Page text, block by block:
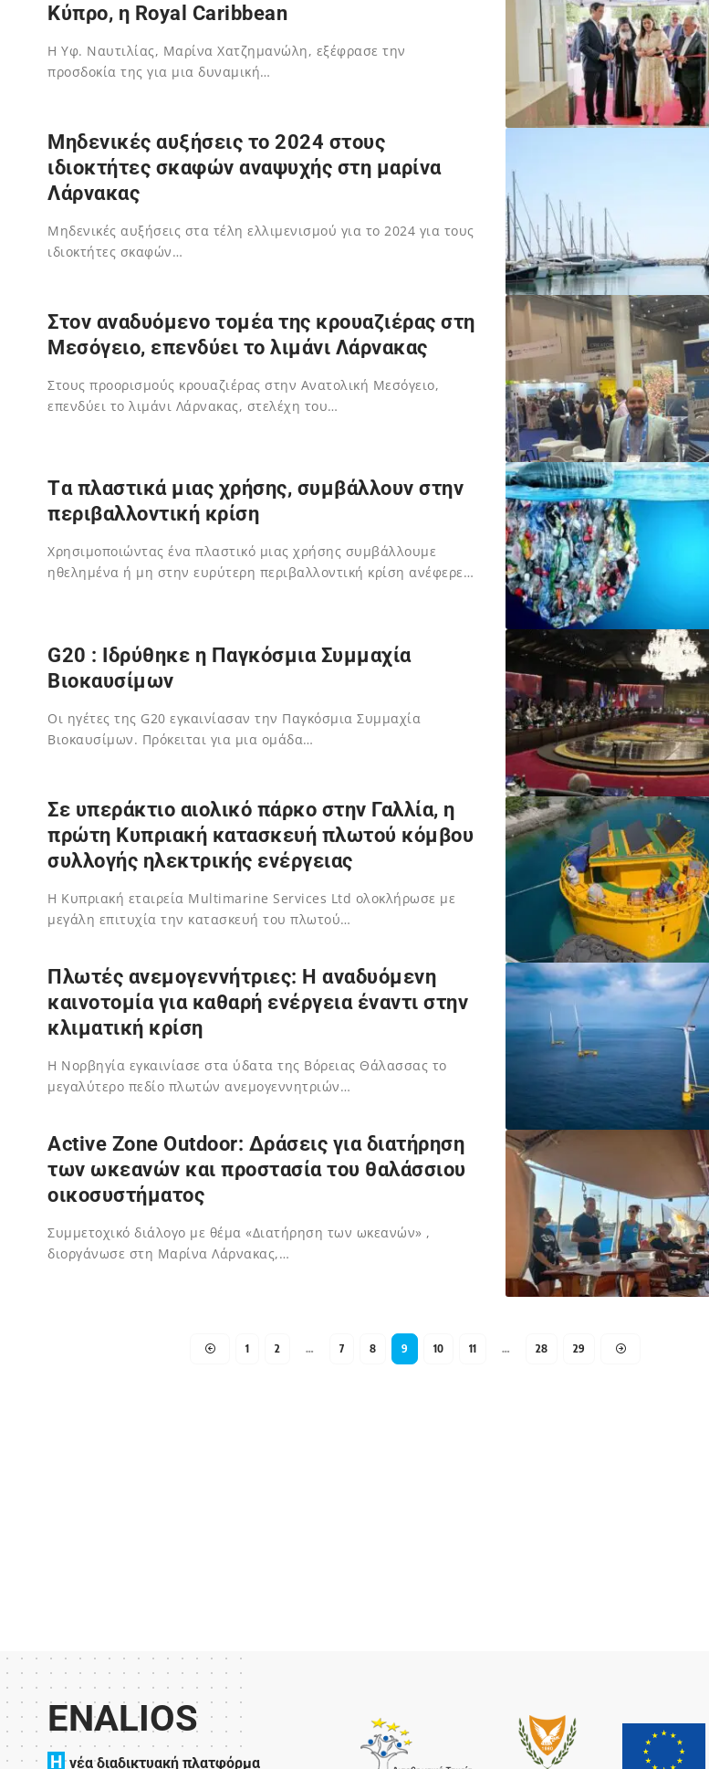
Κύπρο, η Royal Caribbean
H Υφ. Ναυτιλίας, Μαρίνα Χατζημανώλη, εξέφρασε την
προσδοκία της για μια δυναμική…
Μηδενικές αυξήσεις το 2024 στους
ιδιοκτήτες σκαφών αναψυχής στη μαρίνα
Λάρνακας
Μηδενικές αυξήσεις στα τέλη ελλιμενισμού για το 2024 για τους
ιδιοκτήτες σκαφών…
Στoν αναδυόμενο τομέα της κρουαζιέρας στη
Μεσόγειο, επενδύει το λιμάνι Λάρνακας
Στους προορισμούς κρουαζιέρας στην Ανατολική Μεσόγειο,
επενδύει το λιμάνι Λάρνακας, στελέχη του…
Tα πλαστικά μιας χρήσης, συμβάλλουν στην
περιβαλλοντική κρίση
Χρησιμοποιώντας ένα πλαστικό μιας χρήσης συμβάλλουμε
ηθελημένα ή μη στην ευρύτερη περιβαλλοντική κρίση ανέφερε…
G20 : Ιδρύθηκε η Παγκόσμια Συμμαχία
Βιοκαυσίμων
Οι ηγέτες της G20 εγκαινίασαν την Παγκόσμια Συμμαχία
Βιοκαυσίμων. Πρόκειται για μια ομάδα…
Σε υπεράκτιο αιολικό πάρκο στην Γαλλία, η
πρώτη Κυπριακή κατασκευή πλωτού κόμβου
συλλογής ηλεκτρικής ενέργειας
Η Κυπριακή εταιρεία Multimarine Services Ltd ολοκλήρωσε με
μεγάλη επιτυχία την κατασκευή του πλωτού…
Πλωτές ανεμογεννήτριες: Η αναδυόμενη
καινοτομία για καθαρή ενέργεια έναντι στην
κλιματική κρίση
Η Νορβηγία εγκαινίασε στα ύδατα της Βόρειας Θάλασσας το
μεγαλύτερο πεδίο πλωτών ανεμογεννητριών…
Active Zone Outdoor: Δράσεις για διατήρηση
των ωκεανών και προστασία του θαλάσσιου
οικοσυστήματος
Συμμετοχικό διάλογο με θέμα «Διατήρηση των ωκεανών» ,
διοργάνωσε στη Μαρίνα Λάρνακας,…
1 2 … 7 8 9 10 11 … 28 29
ENALIOS
H νέα διαδικτυακή πλατφόρμα